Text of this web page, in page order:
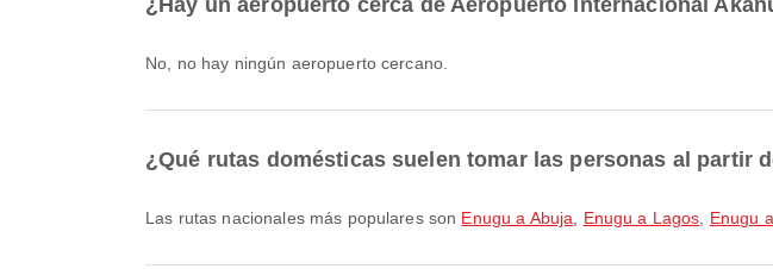
¿Hay un aeropuerto cerca de Aeropuerto Internacional
No, no hay ningún aeropuerto cercano.
¿Qué rutas domésticas suelen tomar las personas al partir
Las rutas nacionales más populares son Enugu a Abuja Enugu a Lagos Enugu